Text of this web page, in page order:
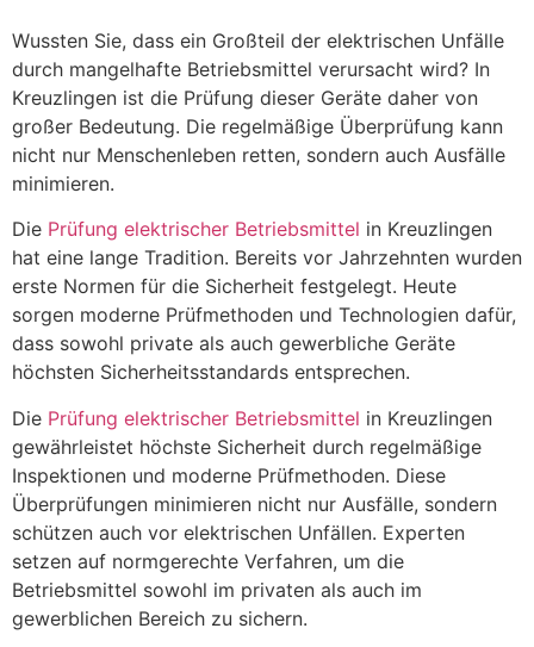
Wussten Sie, dass ein Großteil der elektrischen Unfälle
durch mangelhafte Betriebsmittel verursacht wird? In
Kreuzlingen ist die Prüfung dieser Geräte daher von
großer Bedeutung. Die regelmäßige Überprüfung kann
nicht nur Menschenleben retten, sondern auch Ausfälle
minimieren.
Die Prüfung elektrischer Betriebsmittel in Kreuzlingen
hat eine lange Tradition. Bereits vor Jahrzehnten wurden
erste Normen für die Sicherheit festgelegt. Heute
sorgen moderne Prüfmethoden und Technologien dafür,
dass sowohl private als auch gewerbliche Geräte
höchsten Sicherheitsstandards entsprechen.
Die Prüfung elektrischer Betriebsmittel in Kreuzlingen
gewährleistet höchste Sicherheit durch regelmäßige
Inspektionen und moderne Prüfmethoden. Diese
Überprüfungen minimieren nicht nur Ausfälle, sondern
schützen auch vor elektrischen Unfällen. Experten
setzen auf normgerechte Verfahren, um die
Betriebsmittel sowohl im privaten als auch im
gewerblichen Bereich zu sichern.